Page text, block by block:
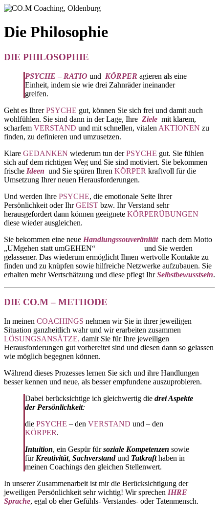
Die Philosophie
DIE PHILOSOPHIE
PSYCHE – RATIO und KÖRPER agieren als eine
Einheit, indem sie wie drei Zahnräder ineinander
greifen.
Geht es IhrerPSYCHE gut, können Sie sich frei und damit auch
wohlfühlen. Sie sind dann in der Lage, Ihre Ziele mit klarem,
scharfem VERSTAND und mit schnellen, vitalen AKTIONEN zu
finden, zu definieren und umzusetzen.
Klare GEDANKEN wiederum tun derPSYCHE gut. Sie fühlen
sich auf dem richtigen Weg und Sie sind motiviert. Sie bekommen
frische Ideen und Sie spüren Ihren KÖRPER kraftvoll für die
Umsetzung Ihrer neuen Herausforderungen.
Und werden Ihre PSYCHE, die emotionale Seite Ihrer
Persönlichkeit oder IhrGEIST bzw. Ihr Verstand sehr
herausgefordert dann können geeignete KÖRPERÜBUNGEN
diese wieder ausgleichen.
Sie bekommen eine neue Handlungssouveränität nach dem Motto
„UMgehen statt umGEHEN“ und Sie werden
gelassener. Das wiederum ermöglicht Ihnen wertvolle Kontakte zu
finden und zu knüpfen sowie hilfreiche Netzwerke aufzubauen. Sie
erhalten mehr Wertschätzung und diese pflegt Ihr Selbstbewusstsein.
DIE CO.M – METHODE
In meinen COACHINGS nehmen wir Sie in ihrer jeweiligen
Situation ganzheitlich wahr und wir erarbeiten zusammen
LÖSUNGSANSÄTZE, damit Sie für Ihre jeweiligen
Herausforderungen gut vorbereitet sind und diesen dann so gelassen
wie möglich begegnen können.
Während dieses Prozesses lernen Sie sich und ihre Handlungen
besser kennen und neue, als besser empfundene auszuprobieren.
Dabei berücksichtige ich gleichwertig die drei Aspekte
der Persönlichkeit:
die PSYCHE – den VERSTAND und – den
KÖRPER.
Intuition, ein Gespür fürsoziale Kompetenzen sowie
für Kreativität, Sachverstandund Tatkrafthaben in
meinen Coachings den gleichen Stellenwert.
In unserer Zusammenarbeit ist mir die Berücksichtigung der
jeweiligen Persönlichkeit sehr wichtig! Wir sprechen IHRE
Sprache, egal ob eher Gefühls- Verstandes- oder Tatenmensch.